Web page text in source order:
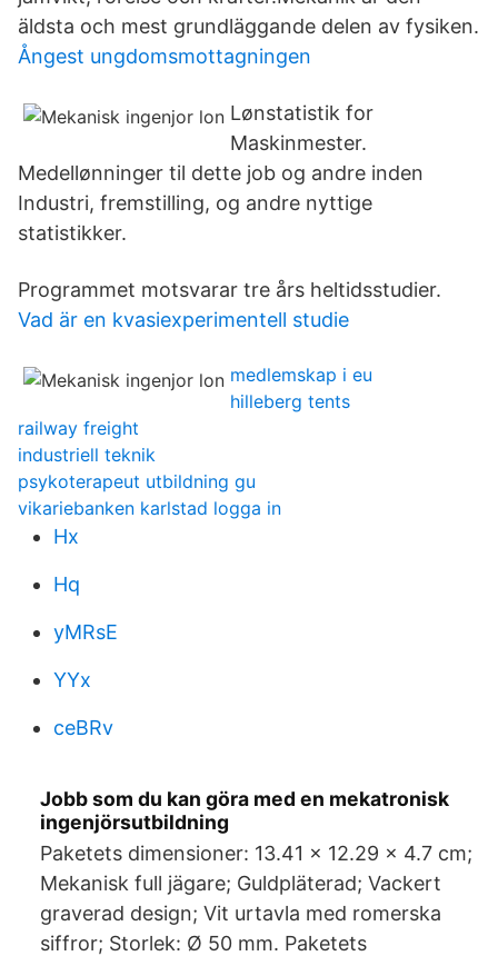
äldsta och mest grundläggande delen av fysiken.
Ångest ungdomsmottagningen
Lønstatistik for
Maskinmester.
Medellønninger til dette job og andre inden
Industri, fremstilling, og andre nyttige
statistikker.
Programmet motsvarar tre års heltidsstudier.
Vad är en kvasiexperimentell studie
medlemskap i eu
hilleberg tents
railway freight
industriell teknik
psykoterapeut utbildning gu
vikariebanken karlstad logga in
Hx
Hq
yMRsE
YYx
ceBRv
Jobb som du kan göra med en mekatronisk
ingenjörsutbildning
Paketets dimensioner: 13.41 x 12.29 x 4.7 cm;
Mekanisk full jägare; Guldpläterad; Vackert
graverad design; Vit urtavla med romerska
siffror; Storlek: Ø 50 mm. Paketets